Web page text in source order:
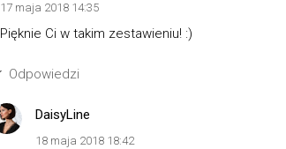
17 maja 2018 14:35
Pięknie Ci w takim zestawieniu! :)
Odpowiedzi
DaisyLine
18 maja 2018 18:42